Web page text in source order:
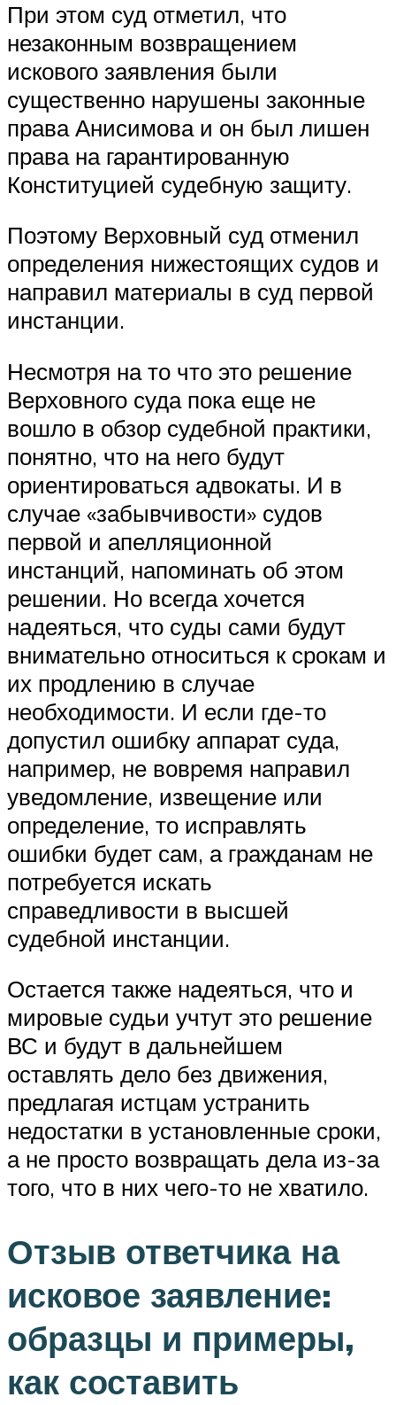
При этом суд отметил, что
незаконным возвращением
искового заявления были
существенно нарушены законные
права Анисимова и он был лишен
права на гарантированную
Конституцией судебную защиту.
Поэтому Верховный суд отменил
определения нижестоящих судов и
направил материалы в суд первой
инстанции.
Несмотря на то что это решение
Верховного суда пока еще не
вошло в обзор судебной практики,
понятно, что на него будут
ориентироваться адвокаты. И в
случае «забывчивости» судов
первой и апелляционной
инстанций, напоминать об этом
решении. Но всегда хочется
надеяться, что суды сами будут
внимательно относиться к срокам и
их продлению в случае
необходимости. И если где-то
допустил ошибку аппарат суда,
например, не вовремя направил
уведомление, извещение или
определение, то исправлять
ошибки будет сам, а гражданам не
потребуется искать
справедливости в высшей
судебной инстанции.
Остается также надеяться, что и
мировые судьи учтут это решение
ВС и будут в дальнейшем
оставлять дело без движения,
предлагая истцам устранить
недостатки в установленные сроки,
а не просто возвращать дела из-за
того, что в них чего-то не хватило.
Отзыв ответчика на
исковое заявление:
образцы и примеры,
как составить